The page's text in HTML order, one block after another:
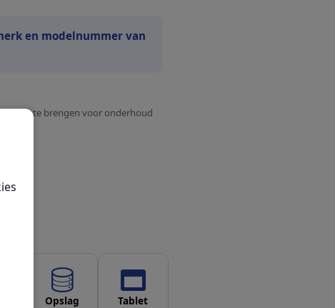
en modelnummer van
te brengen voor onderhoud
Opslag Tablet